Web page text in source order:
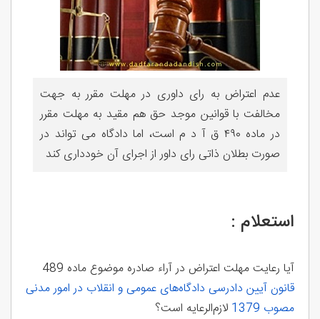
عدم اعتراض به رای داوری در مهلت مقرر به جهت
مخالفت با قوانین موجد حق هم مقید به مهلت مقرر
در ماده ۴۹۰ ق آ د م است، اما دادگاه می تواند در
صورت بطلان ذاتی رای داور از اجرای آن خودداری کند
استعلام :
آیا رعایت مهلت اعتراض در آراء صادره موضوع ماده 489
قانون آیین دادرسی دادگاه‌های عمومی و انقلاب در امور مدنی
مصوب 1379
لازم‌الرعایه است؟